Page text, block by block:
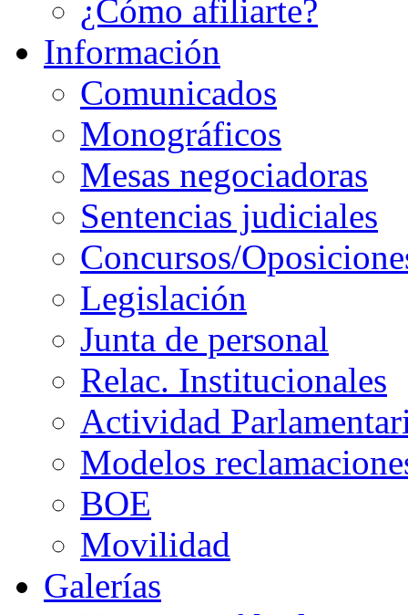
¿Cómo afiliarte?
Información
Comunicados
Monográficos
Mesas negociadoras
Sentencias judiciales
Concursos/
Legislación
Junta de personal
Relac. Institucionales
Actividad
Modelos
BOE
Movilidad
Galerías